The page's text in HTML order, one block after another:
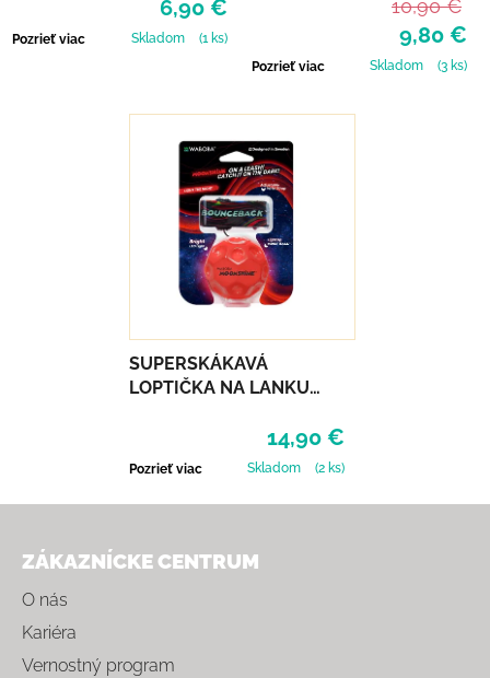
6,90 €
Pozrieť viac Skladom (1 ks) 9,80 €
10,90 €
Pozrieť viac Skladom (3 ks)
SUPERSKÁKAVÁ
LOPTIČKA NA LANKU
MOONSHINE - RED
14,90 €
Pozrieť viac Skladom (2 ks)
ZÁKAZNÍCKE CENTRUM
O nás
Kariéra
Vernostný program